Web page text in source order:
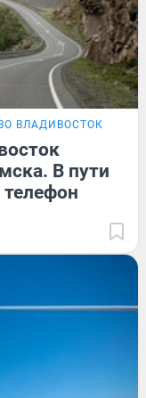
ВЛАДИВОСТОК
В пути
телефон